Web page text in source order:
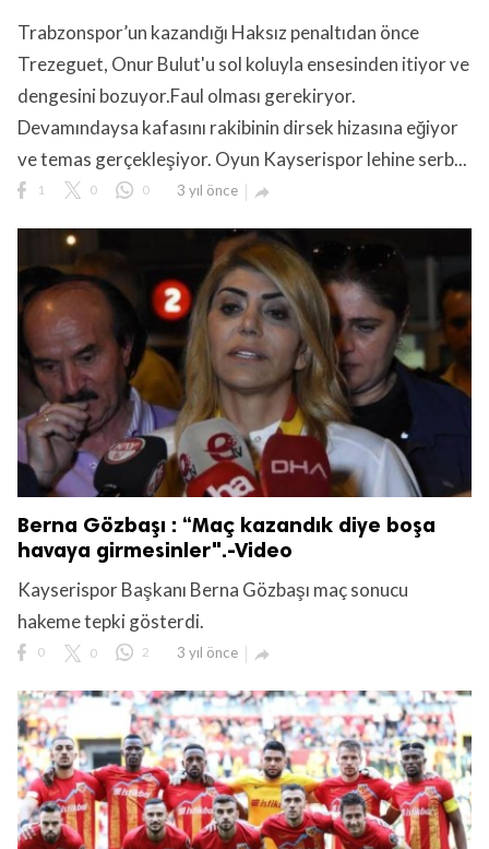
Trabzonspor’un kazandığı Haksız penaltıdan önce
Trezeguet, Onur Bulut'u sol koluyla ensesinden itiyor ve
dengesini bozuyor.Faul olması gerekiryor.
Devamındaysa kafasını rakibinin dirsek hizasına eğiyor
ve temas gerçekleşiyor. Oyun Kayserispor lehine serb...
1 0 0 3 yıl önce 
Berna Gözbaşı : “Maç kazandık diye boşa
havaya girmesinler".-Video
Kayserispor Başkanı Berna Gözbaşı maç sonucu
hakeme tepki gösterdi.
0 0 2 3 yıl önce 